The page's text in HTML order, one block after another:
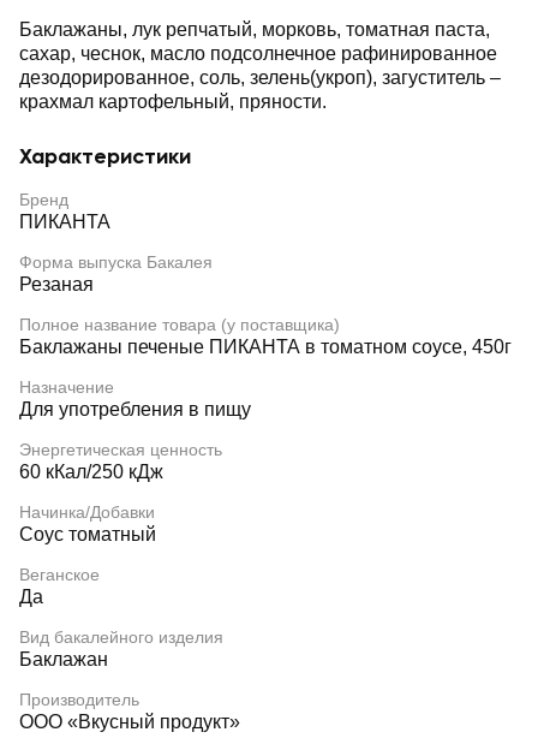
Баклажаны, лук репчатый, морковь, томатная паста,
сахар, чеснок, масло подсолнечное рафинированное
дезодорированное, соль, зелень(укроп), загуститель –
крахмал картофельный, пряности.
Характеристики
Бренд
ПИКАНТА
Форма выпуска Бакалея
Резаная
Полное название товара (у поставщика)
Баклажаны печеные ПИКАНТА в томатном соусе, 450г
Назначение
Для употребления в пищу
Энергетическая ценность
60 кКал/250 кДж
Начинка/Добавки
Соус томатный
Веганское
Да
Вид бакалейного изделия
Баклажан
Производитель
ООО «Вкусный продукт»